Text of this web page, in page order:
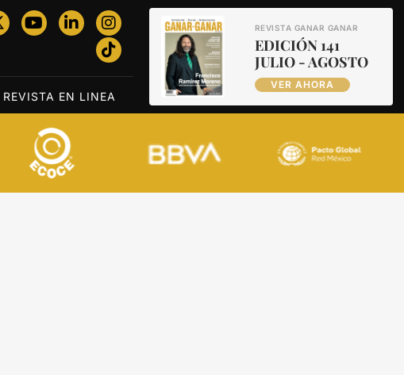
REVISTA EN LINEA
REVISTA GANAR GANAR
EDICIÓN 141
JULIO - AGOSTO
VER AHORA